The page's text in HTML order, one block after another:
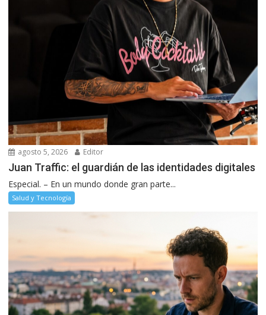
agosto 5, 2026 Editor
Juan Traffic: el guardián de las identidades digitales
Especial. – En un mundo donde gran parte...
Salud y Tecnología